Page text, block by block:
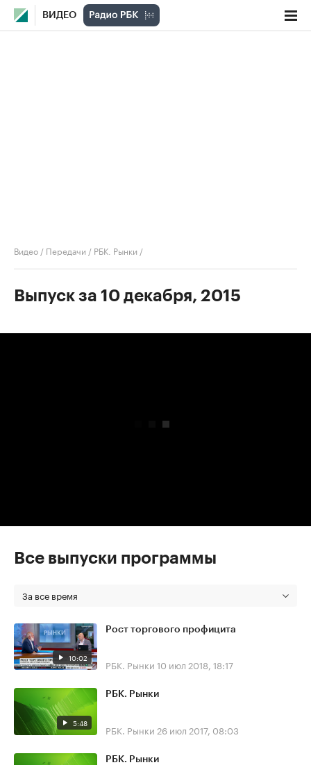
ВИДЕО
Видео / Передачи / РБК. Рынки /
Выпуск за 10 декабря, 2015
Все выпуски программы
За все время
10:02
Рост торгового профицита
РБК. Рынки 10 июл 2018, 18:17
5:48
РБК. Рынки
РБК. Рынки 26 июл 2017, 08:03
РБК. Рынки